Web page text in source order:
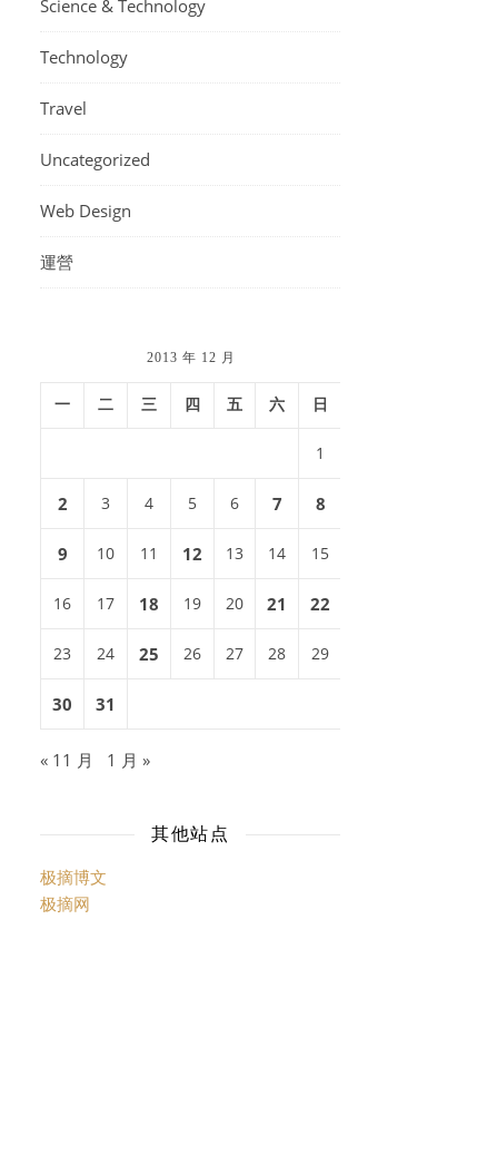
Science & Technology
Technology
Travel
Uncategorized
Web Design
運營
2013 年 12 月
一 二 三 四 五 六 日
1
2 3 4 5 6 7 8
9 10 11 12 13 14 15
16 17 18 19 20 21 22
23 24 25 26 27 28 29
30 31
« 11 月 1 月 »
其他站点
极摘博文
极摘网